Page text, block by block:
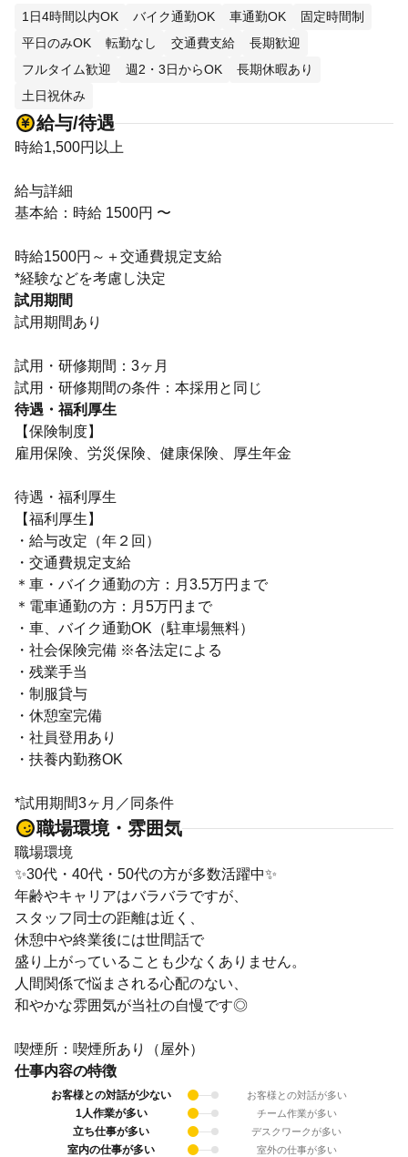
1日4時間以内OK バイク通勤OK 車通勤OK
固定時間制
平日のみOK
転勤なし 交通費支給
長期歓迎
フルタイム歓迎
週2・3日からOK
長期休暇あり
土日祝休み
給与/待遇
時給1,500円以上
給与詳細
基本給：時給 1500円 〜
時給1500円～＋交通費規定支給
*経験などを考慮し決定
試用期間
試用期間あり
試用・研修期間：3ヶ月
待遇・福利厚生
【保険制度】
雇用保険、労災保険、健康保険、厚生年金
待遇・福利厚生
【福利厚生】
・給与改定（年２回）
・交通費規定支給
＊車・バイク通勤の方：月3.5万円まで
＊電車通勤の方：月5万円まで
・車、バイク通勤OK（駐車場無料）
・社会保険完備 ※各法定による
・残業手当
・制服貸与
・休憩室完備
・社員登用あり
・扶養内勤務OK
*試用期間3ヶ月／同条件
職場環境・雰囲気
職場環境
✨30代・40代・50代の方が多数活躍中✨
年齢やキャリアはバラバラですが、
スタッフ同士の距離は近く、
休憩中や終業後には世間話で
盛り上がっていることも少なくありません。
人間関係で悩まされる心配のない、
和やかな雰囲気が当社の自慢です◎
喫煙所：喫煙所あり（屋外）
仕事内容の特徴
お客様との対話が少ない お客様との対話が多い
1人作業が多い チーム作業が多い
立ち仕事が多い デスクワークが多い
室内の仕事が多い
室外の仕事が多い